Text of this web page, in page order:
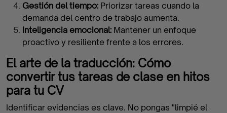
Gestión del tiempo: Priorizar tareas cuando la
demanda del centro de trabajo aumenta.
Inteligencia emocional: Mantener un enfoque
proactivo y resiliente frente a los errores.
El arte de la traducción: Cómo
convertir tus tareas de clase en hitos
para tu CV
Identificar evidencias es clave. No pongas "limpié el